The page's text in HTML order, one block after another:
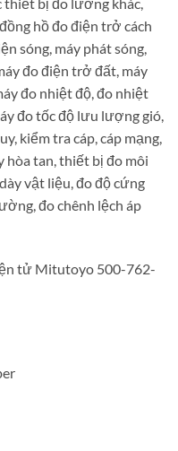
hồ đo điện trở cách
sóng, máy phát sóng,
đo điện trở đất, máy
đo nhiệt độ, đo nhiệt
đo tốc độ lưu lượng gió,
kiểm tra cáp, cáp mạng,
hòa tan, thiết bị đo môi
vật liệu, đo độ cứng
đo chênh lệch áp
tử Mitutoyo 500-762-